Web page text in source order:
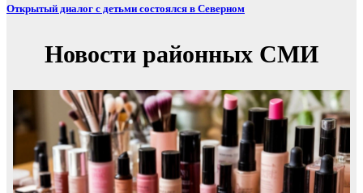
Открытый диалог с детьми состоялся в Северном